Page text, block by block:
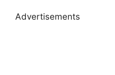
Advertisements